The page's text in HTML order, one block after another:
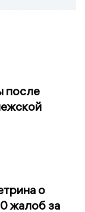
после
о
жалоб за